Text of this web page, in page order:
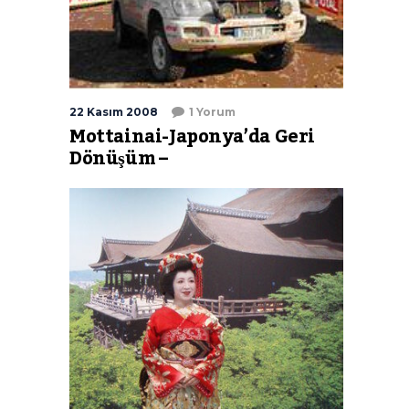
22 Kasım 2008 1 Yorum
Mottainai-Japonya’da Geri
Dönüşüm –